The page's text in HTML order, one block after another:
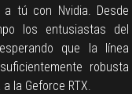
tú con Nvidia. Desde
los entusiastas del
que la línea
robusta
la Geforce RTX.